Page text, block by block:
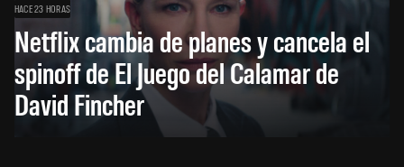
HACE 23 HORAS
Netflix cambia de planes y cancela el
spinoff de El Juego del Calamar de
David Fincher